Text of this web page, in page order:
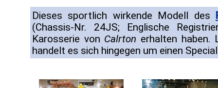
Dieses sportlich wirkende Modell des
(Chassis-Nr. 24JS; Englische
Karosserie von Calrton erhalten haben.
handelt es sich hingegen um einen